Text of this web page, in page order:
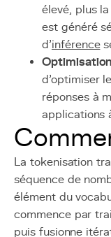
élevé, plus
est généré
d'inférence
d'optimiser
réponses à
applications
La tokenisation
séquence de
élément du
commence par
puis fusionne